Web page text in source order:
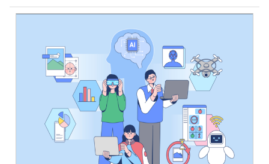
체계적으로 제공하고 있다고 6일 밝혔다. 특히 아마존웹서비스
(AWS), 마이크로소프트 애저(MS Azure), 구글 클라우드 등 클라우드
인증부터 컴티아(CompTIA), 공인 정보시스템 보안전문가 자격증
(CISSP), CEH 등의 사이버보안 자격증, 국제 인사관리 자격증 HRCI,
SHRM, 그리고 PMP, PRINCE2 등 프로젝트 관리 인증까지 산업
현장에서 요구하는 주요 자격증을 망라하고 있다. 실습 중심 학습
환경, 이론과 실전 역량 동시 배양 스킬소프트 퍼시피오 플랫폼의
강점은 단순 이론 학습을 넘어 실제 업무 환경을 재현한 핸즈온 랩
(Hands-on Labs)과 버추얼 프랙티스 랩(Virtual Practice Labs)
을 제공한다는 점이다. 학습자들은 24시간 접속 가능한 가상 머신,
네트워크, 실제 소프트웨어 도구를 활용해 실무 시나리오를 안전하게
연습할 수 있다. MS, VM웨어(VMware), 컴티아 등 주요 기술 벤더의
인증 시험 대비 과정에서 이러한 실습 환경을 제공함으로써,
학습자들은 시험 준비뿐 아니라 실제 직무 수행 능력까지 함께 기를 수
있다. 또한 클라우드 챌린지 랩을 통해 1000개 이상의 클라우드 실습